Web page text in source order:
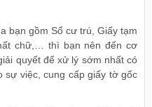
bạn gồm Sổ cư trú, Giấy tạm
chữ,… thì bạn nên đến cơ
quyết để xử lý sớm nhất có
sự việc, cung cấp giấy tờ gốc